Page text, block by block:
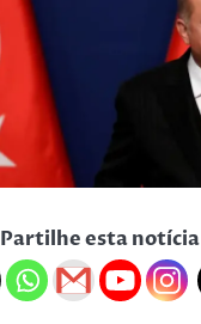
Partilhe esta notícia